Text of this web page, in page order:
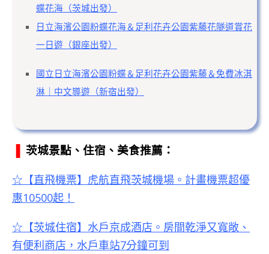
蝶花海（茨城出發）
日立海濱公園粉蝶花海＆足利花卉公園紫藤花隧道賞花
一日遊（銀座出發）
國立日立海濱公園粉蝶＆足利花卉公園紫藤＆免費冰淇
淋｜中文導遊（新宿出發）
茨城景點、住宿、美食推薦：
☆【直飛機票】虎航直飛茨城機場。計畫機票超優
惠10500起！
☆【茨城住宿】水戶京成酒店。房間乾淨又寬敞、
有便利商店，水戶車站7分鐘可到